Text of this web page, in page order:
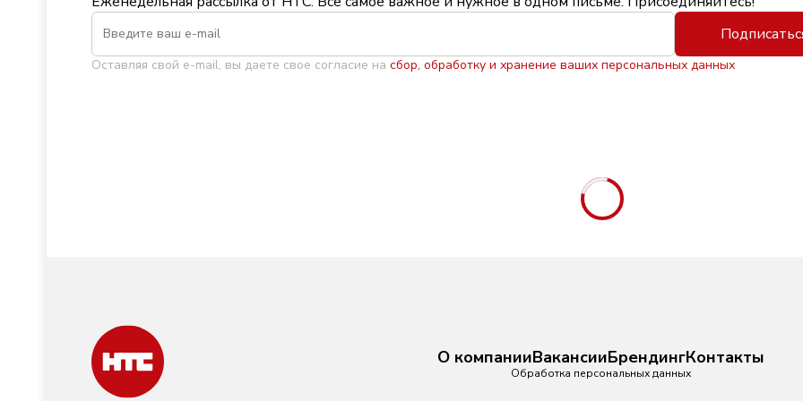
Оставляя свой e-mail, вы даете свое согласие на сбор, обработку и хранение ваших персональных данных
О компанииВакансииБрендингКонтакты
Обработка персональных данных